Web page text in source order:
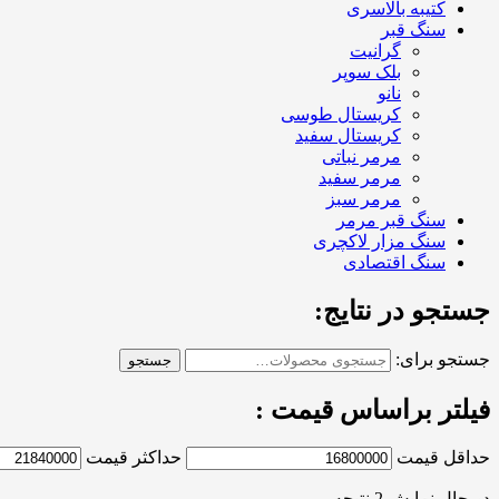
کتیبه بالاسری
سنگ قبر
گرانیت
بلک سوپر
نانو
کریستال طوسی
کریستال سفید
مرمر نباتی
مرمر سفید
مرمر سبز
سنگ قبر مرمر
سنگ مزار لاکچری
سنگ اقتصادی
جستجو در نتایج:
جستجو برای: جستجو
فیلتر براساس قیمت :
حداقل قیمت حداکثر قیمت